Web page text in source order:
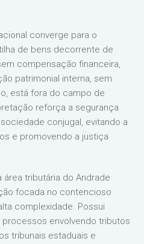
converge para o
de bens decorrente de
compensação financeira,
patrimonial interna, sem
está fora do campo de
reforça a segurança
conjugal, evitando a
e promovendo a justiça
tributária do Andrade
focada no contencioso
complexidade. Possui
envolvendo tributos
tribunais estaduais e